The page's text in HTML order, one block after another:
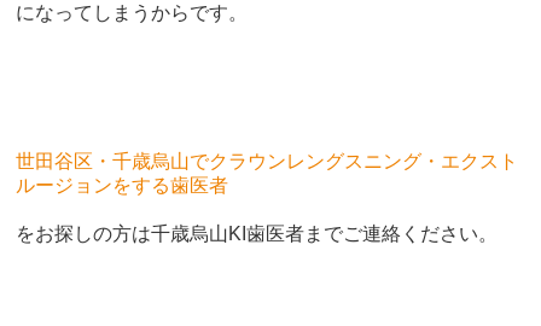
になってしまうからです。
世田谷区・千歳烏山でクラウンレングスニング・エクスト
ルージョンをする歯医者
をお探しの方は千歳烏山KI歯医者までご連絡ください。